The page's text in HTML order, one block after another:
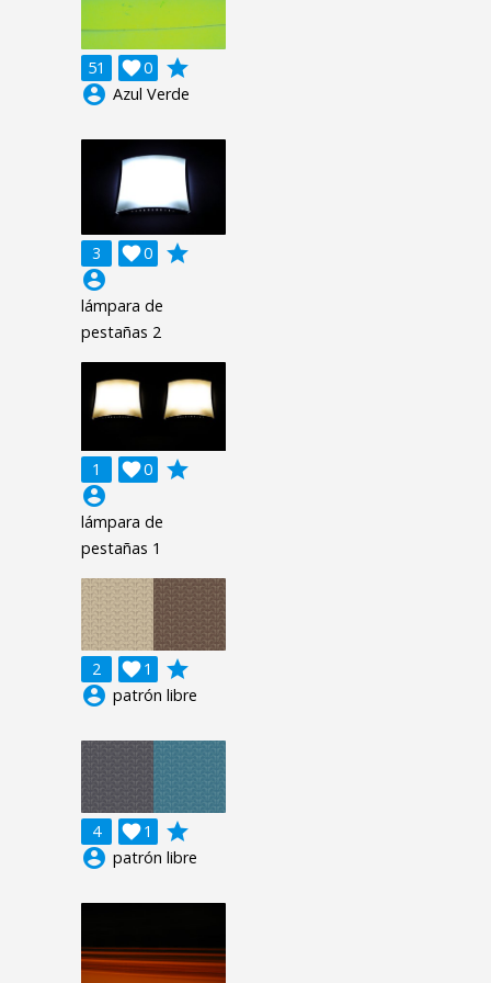
51 0

grade
account_circle Azul Verde
3 0

grade
account_circle
lámpara de
pestañas 2
1 0

grade
account_circle
lámpara de
pestañas 1
2 1

grade
account_circle patrón libre
4 1

grade
account_circle patrón libre